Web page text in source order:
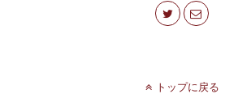
トップに戻る